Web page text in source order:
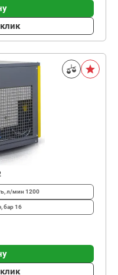
л/мин 1200
бар16